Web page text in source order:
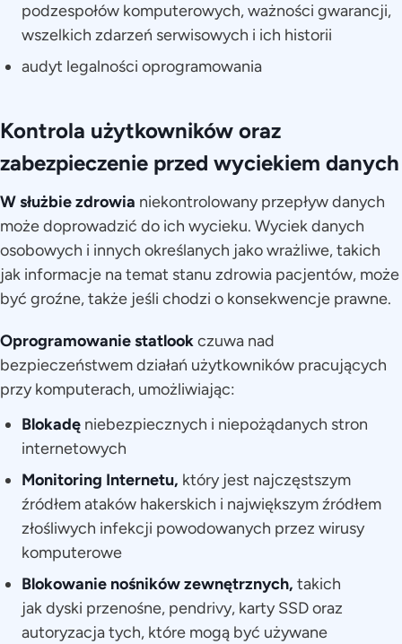
podzespołów komputerowych, ważności gwarancji,
wszelkich zdarzeń serwisowych i ich historii
audyt legalności oprogramowania
Kontrola użytkowników oraz
zabezpieczenie przed wyciekiem danych
W służbie zdrowia niekontrolowany przepływ danych
może doprowadzić do ich wycieku. Wyciek danych
osobowych i innych określanych jako wrażliwe, takich
jak informacje na temat stanu zdrowia pacjentów, może
być groźne, także jeśli chodzi o konsekwencje prawne.
Oprogramowanie statlookczuwa nad
bezpieczeństwem działań użytkowników pracujących
przy komputerach, umożliwiając:
Blokadę niebezpiecznych i niepożądanych stron
internetowych
Monitoring Internetu, który jest najczęstszym
źródłem ataków hakerskich i największym źródłem
złośliwych infekcji powodowanych przez wirusy
komputerowe
Blokowanie nośników zewnętrznych, takich
jakdyski przenośne, pendrivy, karty SSD oraz
autoryzacja tych, które mogą być używane